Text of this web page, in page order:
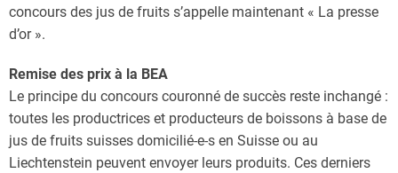
concours des jus de fruits s’appelle maintenant « La presse
d’or ».
Remise des prix à la BEA
Le principe du concours couronné de succès reste inchangé :
toutes les productrices et producteurs de boissons à base de
jus de fruits suisses domicilié-e-s en Suisse ou au
Liechtenstein peuvent envoyer leurs produits. Ces derniers